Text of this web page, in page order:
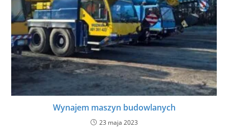
Wynajem maszyn budowlanych
23 maja 2023